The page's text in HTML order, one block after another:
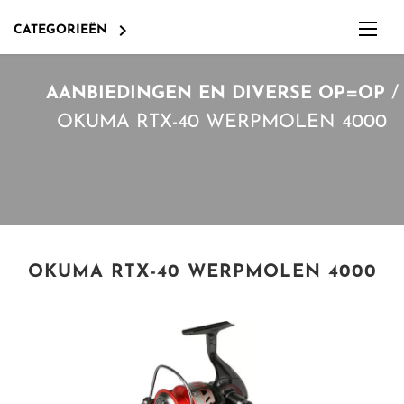
CATEGORIEËN 
OVERIG EN DIVERSEN
LOKVOER, BOILIES,PELLETS, POP-UPS ETC.
OVERIG EN DIVERSEN
AANBIEDINGEN EN DIVERSE OP=OP /
OKUMA RTX-40 WERPMOLEN 4000
OKUMA RTX-40 WERPMOLEN 4000